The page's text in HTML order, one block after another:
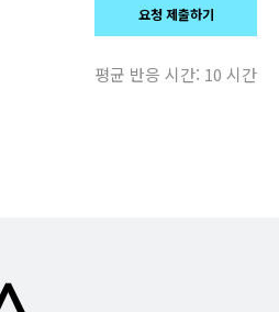
요청 제출하기
평균 반응 시간: 10 시간